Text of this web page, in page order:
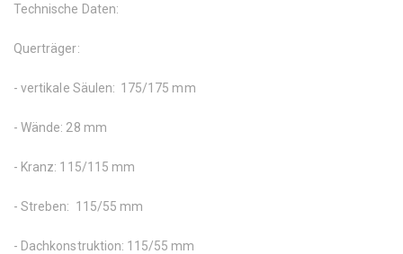
Technische Daten:
Querträger:
- vertikale Säulen: 175/175 mm
- Wände: 28 mm
- Kranz: 115/115 mm
- Streben: 115/55 mm
- Dachkonstruktion: 115/55 mm